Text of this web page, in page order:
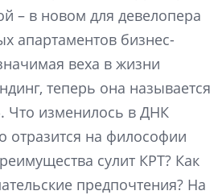
– в новом для девелопера
апартаментов бизнес-
веха в жизни
теперь она называется
Что изменилось в ДНК
отразится на философии
сулит КРТ? Как
предпочтения? На